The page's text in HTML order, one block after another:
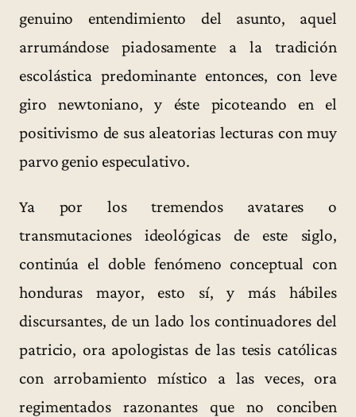
genuino entendimiento del asunto, aquel
arrumándose piadosamente a la tradición
escolástica predominante entonces, con leve
giro newtoniano, y éste picoteando en el
positivismo de sus aleatorias lecturas con muy
parvo genio especulativo.
Ya por los tremendos avatares o
transmutaciones ideológicas de este siglo,
continúa el doble fenómeno conceptual con
honduras mayor, esto sí, y más hábiles
discursantes, de un lado los continuadores del
patricio, ora apologistas de las tesis católicas
con arrobamiento místico a las veces, ora
regimentados razonantes que no conciben